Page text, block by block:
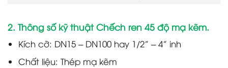
2. Thông số kỹ thuật Chếch ren 45 độ mạ kẽm.
Kích cỡ: DN15 – DN100 hay 1/2” – 4” inh
Chất liệu: Thép mạ kẽm